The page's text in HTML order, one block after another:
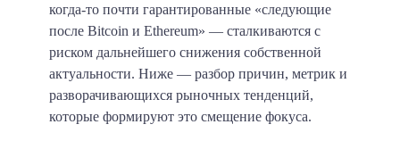
когда-то почти гарантированные «следующие
после Bitcoin и Ethereum» — сталкиваются с
риском дальнейшего снижения собственной
актуальности. Ниже — разбор причин, метрик и
разворачивающихся рыночных тенденций,
которые формируют это смещение фокуса.